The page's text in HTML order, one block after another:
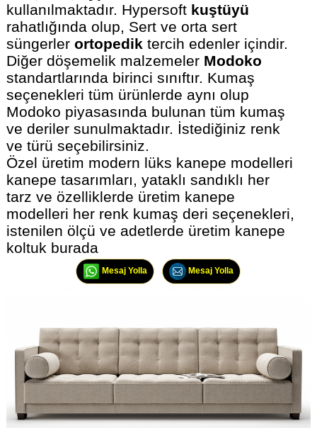
kullanılmaktadır. Hypersoft kuştüyü
rahatlığında olup, Sert ve orta sert
süngerler ortopedik tercih edenler içindir.
Diğer döşemelik malzemeler Modoko
standartlarında birinci sınıftır. Kumaş
seçenekleri tüm ürünlerde aynı olup
Modoko piyasasında bulunan tüm kumaş
ve deriler sunulmaktadır. İstediğiniz renk
ve türü seçebilirsiniz.
Özel üretim modern lüks kanepe modelleri
kanepe tasarımları, yataklı sandıklı her
tarz ve özelliklerde üretim kanepe
modelleri her renk kumaş deri seçenekleri,
istenilen ölçü ve adetlerde üretim kanepe
koltuk burada
Mesaj Yolla Mesaj Yolla